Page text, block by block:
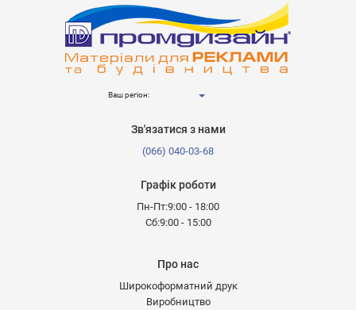
Ваш регіон:
Зв'язатися з нами
(066) 040-03-68
Графік роботи
Пн-Пт:9:00 - 18:00
Сб:9:00 - 15:00
Про нас
Широкоформатний друк
Виробництво